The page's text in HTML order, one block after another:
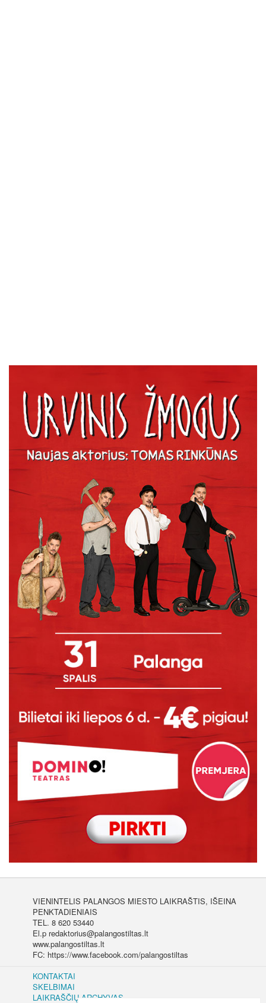
VIENINTELIS PALANGOS MIESTO LAIKRAŠTIS, IŠEINA
PENKTADIENIAIS
TEL. 8 620 53440
El.p redaktorius@palangostiltas.lt
www.palangostiltas.lt
FC: https://www.facebook.com/palangostiltas
KONTAKTAI
SKELBIMAI
LAIKRAŠČIŲ ARCHYVAS